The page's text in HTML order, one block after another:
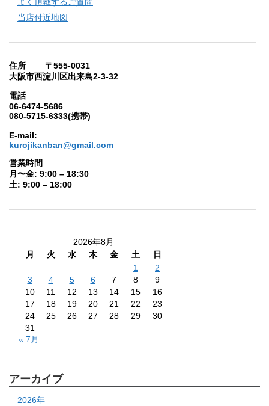
当店付近地図
住所 〒555-0031
大阪市西淀川区出来島2-3-32
電話
06-6474-5686
080-5715-6333(携帯)
E-mail:
kurojikanban@gmail.com
営業時間
月〜金: 9:00 – 18:30
土: 9:00 – 18:00
2026年8月
月
火 水 木 金 土
日
1
2
3
4 5 6 7 8
9
10
11 12 13 14 15
16
17
18 19 20 21 22
23
24
25 26 27 28 29
30
31
« 7月
アーカイブ
2026年